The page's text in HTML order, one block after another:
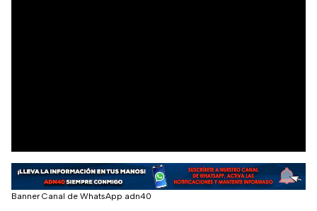
Banner Canal de WhatsApp adn40